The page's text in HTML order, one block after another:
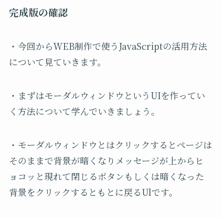
完成版の確認
・今回からWEB制作で使うJavaScriptの活用方法
について見ていきます。
・まずはモーダルウィンドウというUIを作ってい
く方法について学んでいきましょう。
・モーダルウィンドウとはクリックするとページは
そのままで背景が暗くなりメッセージが上からヒ
ョコッと現れて閉じるボタンもしくは暗くなった
背景をクリックするともとに戻るUlです。